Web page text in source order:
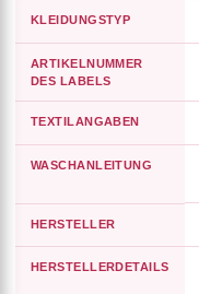
KLEIDUNGSTYP
ARTIKELNUMMER
DES LABELS
TEXTILANGABEN
WASCHANLEITUNG
HERSTELLER
HERSTELLERDETAILS